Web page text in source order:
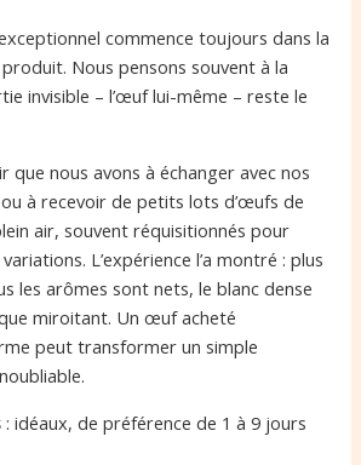
commence toujours dans la
Nous pensons souvent à la
invisible – l’œuf lui-même – reste le
que nous avons à échanger avec nos
à recevoir de petits lots d’œufs de
air, souvent réquisitionnés pour
L’expérience l’a montré : plus
les arômes sont nets, le blanc dense
miroitant. Un œuf acheté
peut transformer un simple
: idéaux, de préférence de 1 à 9 jours